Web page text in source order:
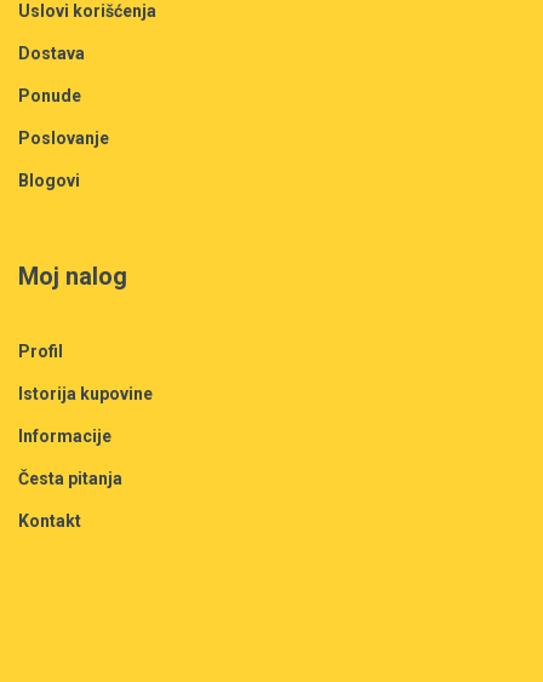
Uslovi korišćenja
Dostava
Ponude
Poslovanje
Blogovi
Moj nalog
Profil
Istorija kupovine
Informacije
Česta pitanja
Kontakt